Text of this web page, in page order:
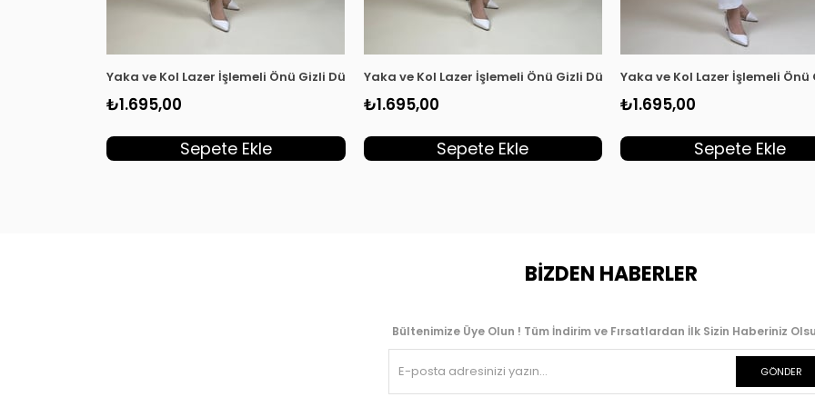
Yaka ve Kol Lazer İşlemeli Önü Gizli Düğmeli Kadın Tunik Haki KSR 2003
₺1.695,00
Sepete Ekle
Yaka ve Kol Lazer İşlemeli Önü Gizli Düğmeli Kadın Tunik Kırmızı KSR
₺1.695,00
Sepete Ekle
Yaka ve Kol Lazer İşlemeli Önü
₺1.695,00
Sepete Ekle
BİZDEN HABERLER
Bültenimize Üye Olun ! Tüm İndirim ve Fırsatlardan İlk Sizin Haberiniz
GÖNDER